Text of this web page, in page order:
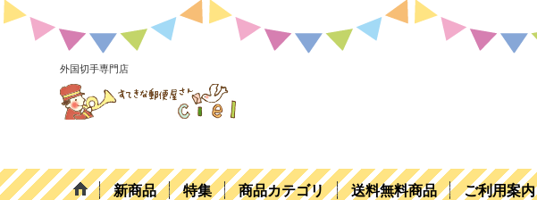
外国切手専門店
新商品 特集 商品カテゴリ 送料無料商品 ご利用案内